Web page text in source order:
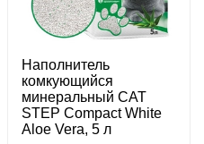
Наполнитель
комкующийся
минеральный CAT
STEP Compact White
Aloe Vera, 5 л